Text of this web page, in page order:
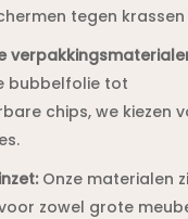
tegen
bubbelfolie tot
chips, we kiezen
Onze materialen
zowel grote